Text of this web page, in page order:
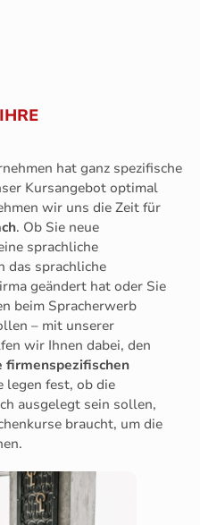
hat ganz spezifische
Kursangebot optimal
wir uns die Zeit für
. Ob Sie neue
sprachliche
das sprachliche
geändert hat oder Sie
beim Spracherwerb
– mit unserer
wir Ihnen dabei, den
firmenspezifischen
legen fest, ob die
ausgelegt sein sollen,
braucht, um die